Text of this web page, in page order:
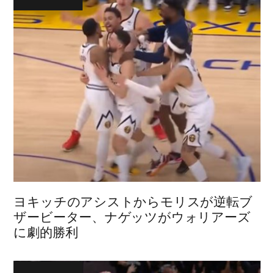
ヨキッチのアシストからモリスが逆転ブ
ザービーター、ナゲッツがウォリアーズ
に劇的勝利